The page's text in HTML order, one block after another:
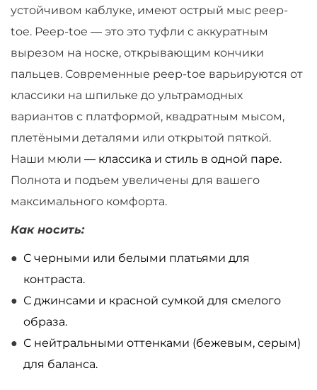
устойчивом каблуке, имеют острый мыс peep-
toe. Рeep-toe — это это туфли с аккуратным
вырезом на носке, открывающим кончики
пальцев. Современные peep-toe варьируются от
классики на шпильке до ультрамодных
вариантов с платформой, квадратным мысом,
плетёными деталями или открытой пяткой.
Наши мюли — классика и стиль в одной паре.
Полнота и подъем увеличены для вашего
максимального комфорта.
Как носить:
С черными или белыми платьями для
контраста.
С джинсами и красной сумкой для смелого
образа.
С нейтральными оттенками (бежевым, серым)
для баланса.